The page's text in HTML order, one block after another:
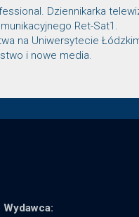
Dziennikarka
Ret-Sat1.
na Uniwersytecie
i nowe media.
Wydawca: